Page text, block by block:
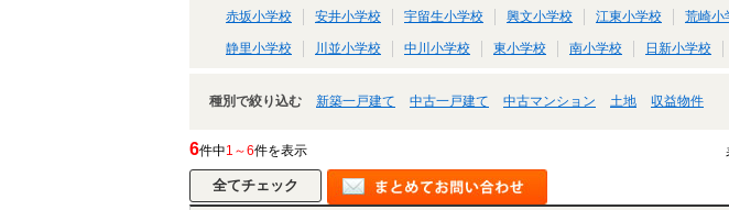
赤坂小学校 安井小学校 宇留生小学校 興文小学校 江東小学校 荒崎小
静里小学校 川並小学校 中川小学校 東小学校 南小学校 日新小学校
種別で絞り込む 新築一戸建て 中古一戸建て 中古マンション 土地 収益物件
6件中1～6件を表示